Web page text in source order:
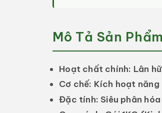
Mô Tả Sản Phẩm
Hoạt chất chính: Lân
Cơ chế: Kích hoạt năng
Đặc tính: Siêu phân